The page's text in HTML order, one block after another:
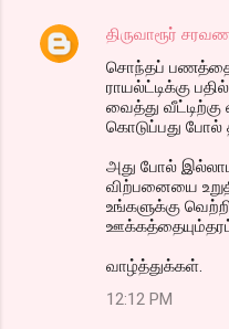
திருவாரூர்
சொந்தப் பணத்தைப்
ராயல்ட்டிக்கு
வைத்து
கொடுப்பது போல்
அது போல்
விற்பனையை
உங்களுக்கு
வாழ்த்துக்கள்.
12:12 PM